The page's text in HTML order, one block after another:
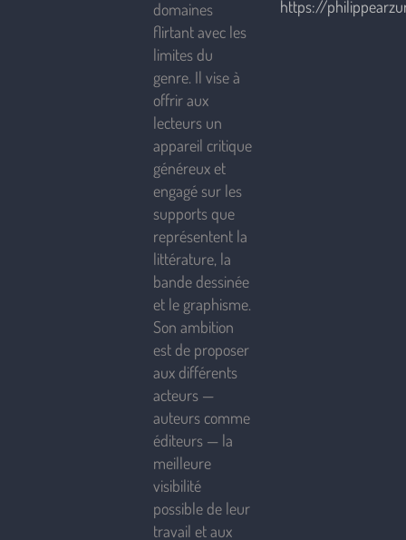
domaines
flirtant avec les
limites du
genre. Il vise à
offrir aux
lecteurs un
appareil critique
généreux et
engagé sur les
supports que
représentent la
littérature, la
bande dessinée
et le graphisme.
Son ambition
est de proposer
aux différents
acteurs —
auteurs comme
éditeurs — la
meilleure
visibilité
possible de leur
travail et aux
https://